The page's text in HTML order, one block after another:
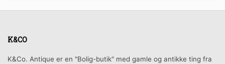
K&CO
K&Co. Antique er en "Bolig-butik" med gamle og antikke ting fra